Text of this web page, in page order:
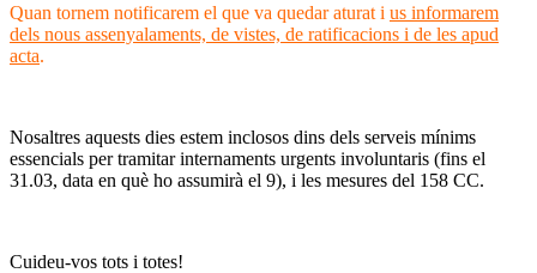
Quan tornem notificarem el que va quedar aturat i us informarem
dels nous assenyalaments, de vistes, de ratificacions i de les apud
acta.
Nosaltres aquests dies estem inclosos dins dels serveis mínims
essencials per tramitar internaments urgents involuntaris (fins el
31.03, data en què ho assumirà el 9), i les mesures del 158 CC.
Cuideu-vos tots i totes!